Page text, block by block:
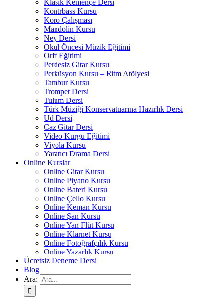
Klasik Kemençe Dersi
Kontrbass Kursu
Koro Çalışması
Mandolin Kursu
Ney Dersi
Okul Öncesi Müzik Eğitimi
Orff Eğitimi
Perdesiz Gitar Kursu
Perküsyon Kursu – Ritm Atölyesi
Tambur Kursu
Trompet Dersi
Tulum Dersi
Türk Müziği Konservatuarına Hazırlık Dersi
Ud Dersi
Caz Gitar Dersi
Video Kurgu Eğitimi
Viyola Kursu
Yaratıcı Drama Dersi
Online Kurslar
Online Gitar Kursu
Online Piyano Kursu
Online Bateri Kursu
Online Çello Kursu
Online Keman Kursu
Online Şan Kursu
Online Yan Flüt Kursu
Online Klarnet Kursu
Online Fotoğrafçılık Kursu
Online Yazarlık Kursu
Ücretsiz Deneme Dersi
Blog
Ara: